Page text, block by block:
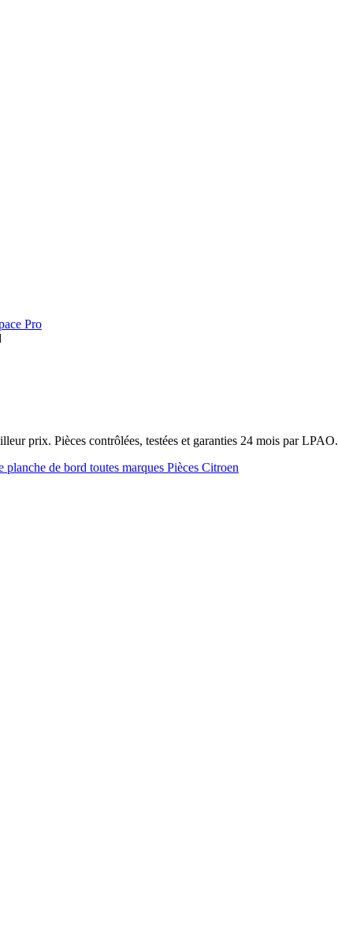
Pro
prix. Pièces contrôlées, testées et garanties 24 mois par LPAO.
planche de bord toutes marques Pièces Citroen